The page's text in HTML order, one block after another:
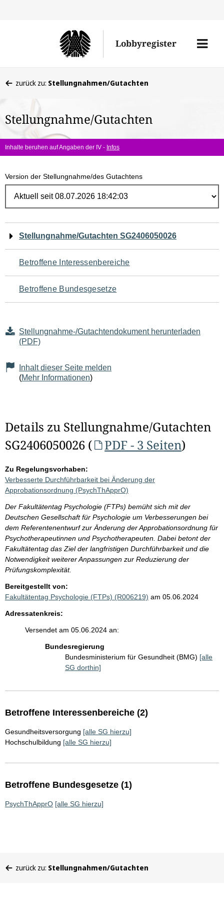
Lobbyregister
Menü
befinden
hier:
zurück zu: Stellungnahmen/Gutachten
Stellungnahme/Gutachten
Inhalte beruhen auf Angaben der IV - Infos
Version der Stellungnahme/des Gutachtens
Navigation
für
den
Seiteninhalt
Stellungnahme/Gutachten SG2406050026
Betroffene Interessenbereiche
Betroffene Bundesgesetze
Stellungnahme-/Gutachtendokument herunterladen
(PDF)
Inhalt dieser Seite melden
(Mehr Informationen)
Details zu Stellungnahme/Gutachten
SG2406050026 (
PDF - 3 Seiten)
Zu Regelungsvorhaben:
Verbesserte Durchführbarkeit bei Änderung der
Approbationsordnung (PsychThApprO)
Der Fakultätentag Psychologie (FTPs) bemüht sich mit der
Deutschen Gesellschaft für Psychologie um Verbesserungen bei
dem Referentenentwurf zur Änderung der Approbationsordnung für
Psychotherapeutinnen und Psychotherapeuten. Dabei betont der
Fakultätentag das Ziel der langfristigen Durchführbarkeit und die
Notwendigkeit weiterer Anpassungen zur Reduzierung der
Prüfungskomplexität.
Bereitgestellt von:
Fakultätentag Psychologie (FTPs) (R006219) am 05.06.2024
Adressatenkreis:
Versendet am 05.06.2024 an:
Bundesregierung
Bundesministerium für Gesundheit (BMG) [alle
SG dorthin]
Betroffene Interessenbereiche (2)
Gesundheitsversorgung [alle SG hierzu]
Hochschulbildung [alle SG hierzu]
Betroffene Bundesgesetze (1)
PsychThApprO [alle SG hierzu]
befinden
zurück zu: Stellungnahmen/Gutachten